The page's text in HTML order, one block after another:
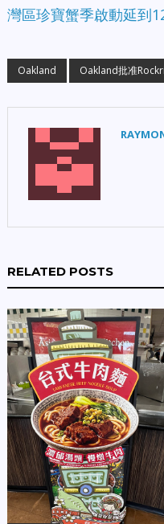
灣區珍寶蟹季啟動延到
Oakland Oakland批准
RELATED POSTS